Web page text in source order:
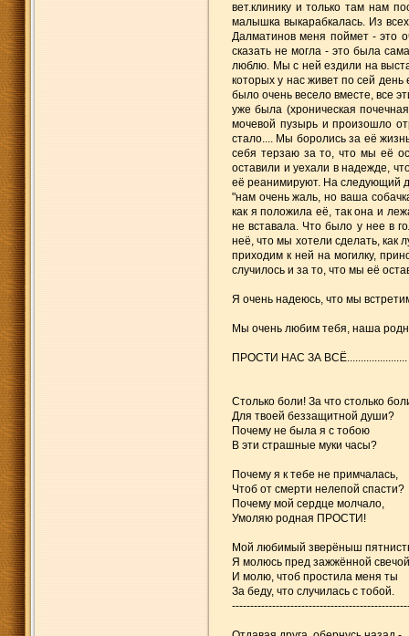
вет.клинику и только там нам
малышка выкарабкалась. Из
Далматинов меня поймет - это
сказать не могла - это была
люблю. Мы с ней ездили на
которых у нас живет по сей
было очень весело вместе, все
уже была (хроническая
мочевой пузырь и произошло
стало.... Мы боролись за её
себя терзаю за то, что мы её
оставили и уехали в надежде,
её реанимируют. На следующий
"нам очень жаль, но ваша
как я положила её, так она и
не вставала. Что было у нее в
неё, что мы хотели сделать,
приходим к ней на могилку,
случилось и за то, что мы её
Я очень надеюсь, что мы
Мы очень любим тебя, наша
ПРОСТИ НАС ЗА ВСЁ......................
Столько боли! За что столько
Для твоей беззащитной души?
Почему не была я с тобою
В эти страшные муки часы?
Почему я к тебе не примчалась,
Чтоб от смерти нелепой спасти?
Почему мой сердце молчало,
Умоляю родная ПРОСТИ!
Мой любимый зверёныш
Я молюсь пред зажжённой свечой
И молю, чтоб простила меня ты
За беду, что случилась с тобой.